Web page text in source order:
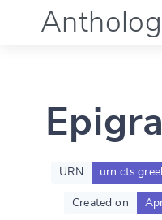
Language (en)
Documentation
URN
Created on